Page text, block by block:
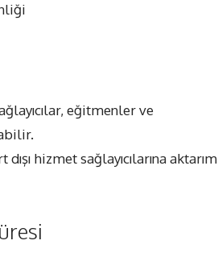
eğitmenler ve
hizmet sağlayıcılarına aktarım